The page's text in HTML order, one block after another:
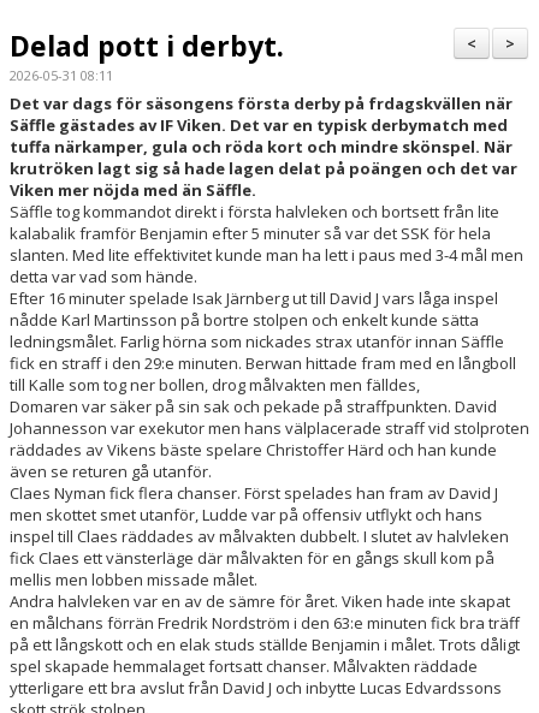
KALENDER
BILDGALLERI
DOKUMENT
MATCHER
VÅRA LAG/TRÄNARE
>
<
Delad pott i derbyt.
2026-05-31 08:11
Det var dags för säsongens första derby på frdagskvällen när
Säffle gästades av IF Viken. Det var en typisk derbymatch med
tuffa närkamper, gula och röda kort och mindre skönspel. När
krutröken lagt sig så hade lagen delat på poängen och det var
Viken mer nöjda med än Säffle.
Säffle tog kommandot direkt i första halvleken och bortsett från lite
kalabalik framför Benjamin efter 5 minuter så var det SSK för hela
slanten. Med lite effektivitet kunde man ha lett i paus med 3-4 mål men
detta var vad som hände.
Efter 16 minuter spelade Isak Järnberg ut till David J vars låga inspel
nådde Karl Martinsson på bortre stolpen och enkelt kunde sätta
ledningsmålet. Farlig hörna som nickades strax utanför innan Säffle
fick en straff i den 29:e minuten. Berwan hittade fram med en långboll
till Kalle som tog ner bollen, drog målvakten men fälldes,
Domaren var säker på sin sak och pekade på straffpunkten. David
Johannesson var exekutor men hans välplacerade straff vid stolproten
räddades av Vikens bäste spelare Christoffer Härd och han kunde
även se returen gå utanför.
Claes Nyman fick flera chanser. Först spelades han fram av David J
men skottet smet utanför, Ludde var på offensiv utflykt och hans
inspel till Claes räddades av målvakten dubbelt. I slutet av halvleken
fick Claes ett vänsterläge där målvakten för en gångs skull kom på
mellis men lobben missade målet.
Andra halvleken var en av de sämre för året. Viken hade inte skapat
en målchans förrän Fredrik Nordström i den 63:e minuten fick bra träff
på ett långskott och en elak studs ställde Benjamin i målet. Trots dåligt
spel skapade hemmalaget fortsatt chanser. Målvakten räddade
ytterligare ett bra avslut från David J och inbytte Lucas Edvardssons